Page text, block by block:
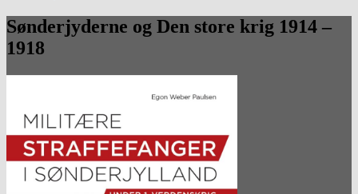
Sønderjyderne og Den store krig 1914 –
1918